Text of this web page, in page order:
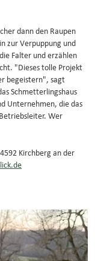
dann den Raupen
zur Verpuppung und
Falter und erzählen
"Dieses tolle Projekt
begeistern", sagt
Schmetterlingshaus
Unternehmen, die das
Wer
Kirchberg an der